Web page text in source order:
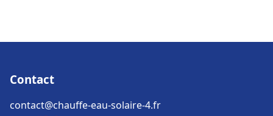
Contact
contact@chauffe-eau-solaire-4.fr